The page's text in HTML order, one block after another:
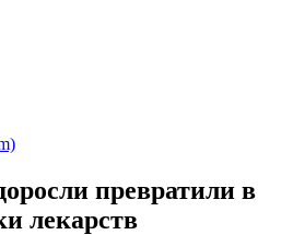
превратили в
лекарств